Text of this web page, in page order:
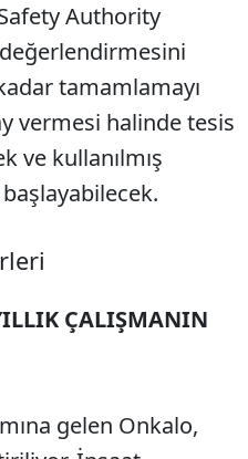
Authority
tamamlamayı
vermesi halinde tesis
ve kullanılmış
ÇALIŞMANIN
gelen Onkalo,